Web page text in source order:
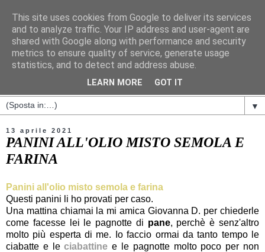
▼
13 aprile 2021
PANINI ALL'OLIO MISTO SEMOLA E
FARINA
Panini all'olio misto semola e farina
Questi panini li ho provati per caso.
Una mattina chiamai la mi amica Giovanna D. per chiederle
come facesse lei le pagnotte di pane, perchè è senz'altro
molto più esperta di me. Io faccio ormai da tanto tempo le
ciabatte e leciabattine e le pagnotte molto poco per non
This site uses cookies from Google to deliver its services
and to analyze traffic. Your IP address and user-agent are
shared with Google along with performance and security
metrics to ensure quality of service, generate usage
statistics, and to detect and address abuse.
LEARN MORE GOT IT